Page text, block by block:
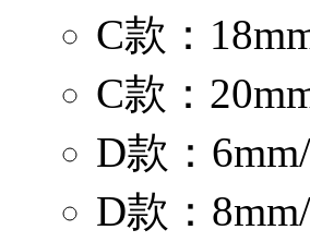
C款：
C款：
D款：
D款：